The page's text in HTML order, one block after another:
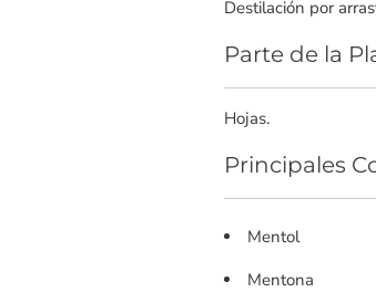
Destilación por
Parte de la
Hojas.
Principales
Mentol
Mentona